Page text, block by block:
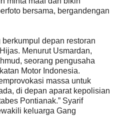
bersama, bergandengan
depan restoran
Menurut Usmardan,
seorang pengusaha
Motor Indonesia.
massa untuk
di depan aparat kepolisian
Pontianak.” Syarif
keluarga Gang